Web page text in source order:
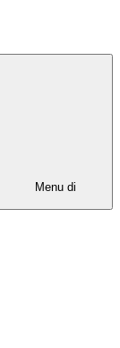
Menu di